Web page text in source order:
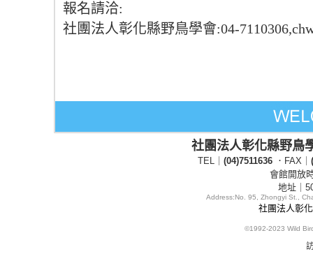
報名請洽:
社團法人彰化縣野鳥學會:04-
社團法人彰化縣野鳥
TEL｜ (04)7511636 ．FAX｜
會館開放
地址｜
Address:No. 95, Zhongyi St.,
社團法人彰
©1992-2023 Wild